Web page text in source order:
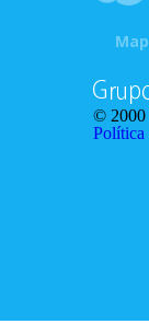
© 2000
Política